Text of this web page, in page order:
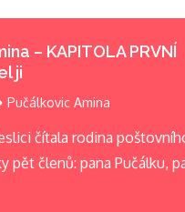
– KAPITOLA PRVNÍ
ji
Pučálkovic Amina
čítala rodina
pět členů: pana Pučálku,